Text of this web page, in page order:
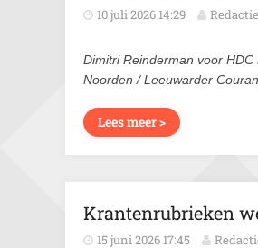
10 juli 2026 14:29 Redactie
Dimitri Reinderman voor
Noorden / Leeuwarder
Lees meer >
Krantenrubrieken
15 juni 2026 17:45